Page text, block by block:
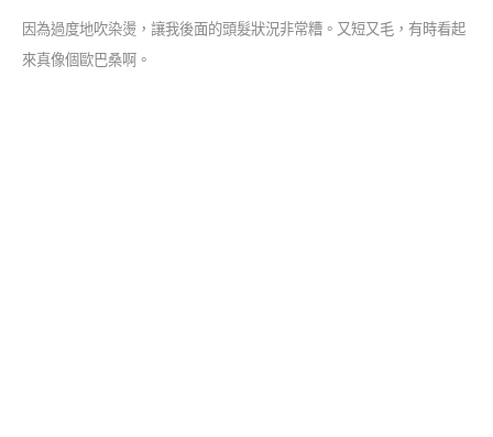
因為過度地吹染燙，讓我後面的頭髮狀況非常糟。又短又毛，有時看起
來真像個歐巴桑啊。